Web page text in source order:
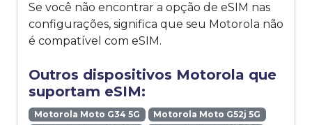
Se você não encontrar a opção de eSIM nas
configurações, significa que seu Motorola não
é compatível com eSIM.
Outros dispositivos Motorola que
suportam eSIM:
Motorola Moto G34 5G
Motorola Moto G52j 5G